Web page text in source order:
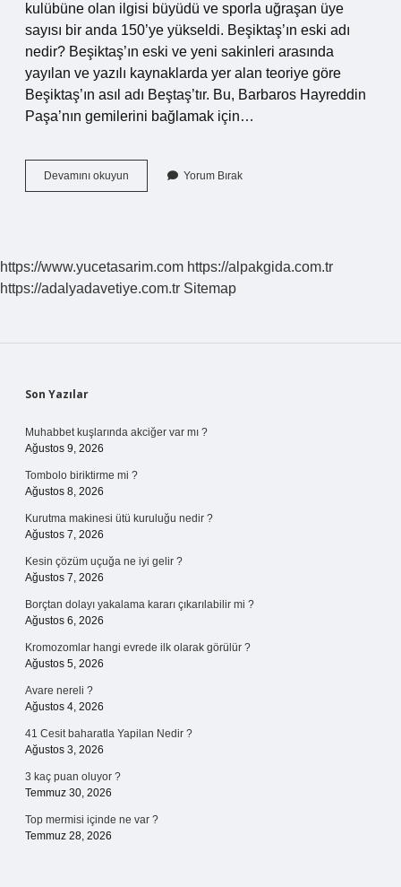
kulübüne olan ilgisi büyüdü ve sporla uğraşan üye
sayısı bir anda 150’ye yükseldi. Beşiktaş’ın eski adı
nedir? Beşiktaş’ın eski ve yeni sakinleri arasında
yayılan ve yazılı kaynaklarda yer alan teoriye göre
Beşiktaş’ın asıl adı Beştaş’tır. Bu, Barbaros Hayreddin
Paşa’nın gemilerini bağlamak için…
Devamını okuyun Beşiktaş
Kulübünü
Yorum Bırak
https://www.yucetasarim.com https://alpakgida.com.tr
https://adalyadavetiye.com.tr Sitemap
Sidebar
Son Yazılar
Muhabbet kuşlarında akciğer var mı ?
Ağustos 9, 2026
Tombolo biriktirme mi ?
Ağustos 8, 2026
Kurutma makinesi ütü kuruluğu nedir ?
Ağustos 7, 2026
Kesin çözüm uçuğa ne iyi gelir ?
Ağustos 7, 2026
Borçtan dolayı yakalama kararı çıkarılabilir mi ?
Ağustos 6, 2026
Kromozomlar hangi evrede ilk olarak görülür ?
Ağustos 5, 2026
Avare nereli ?
Ağustos 4, 2026
41 Cesit baharatla Yapilan Nedir ?
Ağustos 3, 2026
3 kaç puan oluyor ?
Temmuz 30, 2026
Top mermisi içinde ne var ?
Temmuz 28, 2026